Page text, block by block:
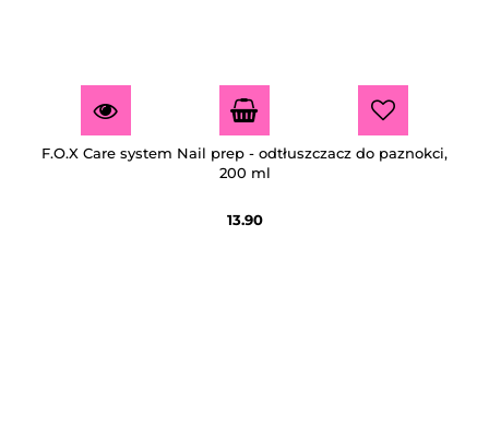
F.O.X Care system Nail prep - odtłuszczacz do paznokci,
200 ml
13.90